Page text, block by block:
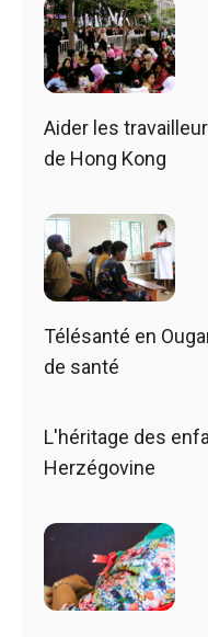
Aider les
de Hong Kong
Télésanté en
de santé
L'héritage des
Herzégovine